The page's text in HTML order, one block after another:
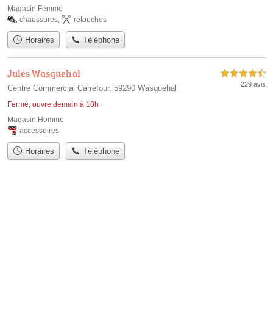
Magasin Femme
chaussures, retouches
Horaires Téléphone
Jules Wasquehal
Centre Commercial Carrefour, 59290 Wasquehal
Fermé, ouvre demain à 10h
4,5 étoiles sur 5
229 avis
Magasin Homme
accessoires
Horaires Téléphone